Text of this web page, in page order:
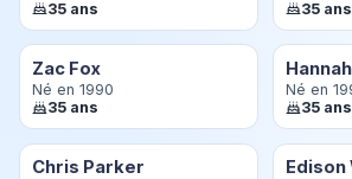
35 ans
35 ans
Zac Fox
Né en 1990
35 ans
Né en
35 ans
Chris Parker Edison